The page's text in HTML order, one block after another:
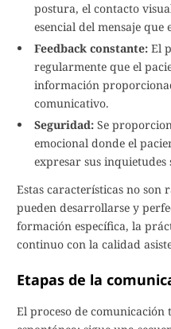
postura, el contacto
esencial del mensaje
Feedback constante: El
regularmente que el
información
comunicativo.
Seguridad: Se
emocional donde el
expresar sus
Estas características no son
pueden desarrollarse y
formación específica, la
continuo con la calidad
Etapas de la
El proceso de